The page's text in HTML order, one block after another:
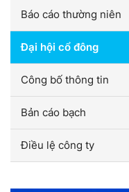
Báo cáo thường niên
Đại hội cổ đông
Công bố thông tin
Bản cáo bạch
Điều lệ công ty